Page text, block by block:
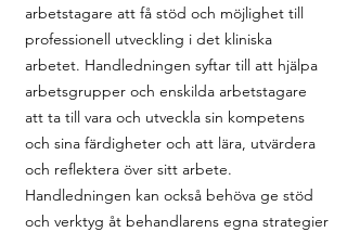
arbetstagare att få stöd och möjlighet till
professionell utveckling i det kliniska
arbetet. Handledningen syftar till att hjälpa
arbetsgrupper och enskilda arbetstagare
att ta till vara och utveckla sin kompetens
och sina färdigheter och att lära, utvärdera
och reflektera över sitt arbete.
Handledningen kan också behöva ge stöd
och verktyg åt behandlarens egna strategier